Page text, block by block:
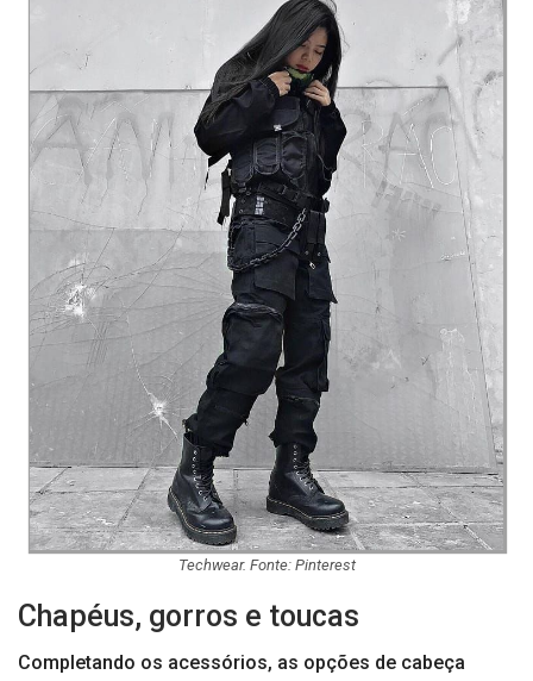
Techwear. Fonte: Pinterest
Chapéus, gorros e toucas
Completando os acessórios, as opções de cabeça